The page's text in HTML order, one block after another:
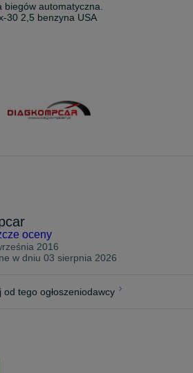
biegów automatyczna.
30 2,5 benzyna USA
oceny
2016
w dniu 03 sierpnia 2026
od tego ogłoszeniodawcy